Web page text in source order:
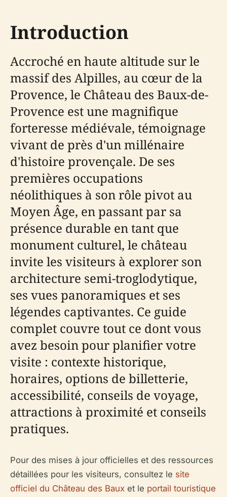
Introduction
Accroché en haute altitude sur le
massif des Alpilles, au cœur de la
Provence, le Château des Baux-de-
Provence est une magnifique
forteresse médiévale, témoignage
vivant de près d'un millénaire
d'histoire provençale. De ses
premières occupations
néolithiques à son rôle pivot au
Moyen Âge, en passant par sa
présence durable en tant que
monument culturel, le château
invite les visiteurs à explorer son
architecture semi-troglodytique,
ses vues panoramiques et ses
légendes captivantes. Ce guide
complet couvre tout ce dont vous
avez besoin pour planifier votre
visite : contexte historique,
horaires, options de billetterie,
accessibilité, conseils de voyage,
attractions à proximité et conseils
pratiques.
Pour des mises à jour officielles et des ressources
détaillées pour les visiteurs, consultez le site
officiel du Château des Baux et le portail touristique